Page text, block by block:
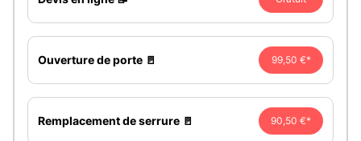
Ouverture de porte 🚪 99,50 €*
Remplacement de serrure 🚪 90,50 €*